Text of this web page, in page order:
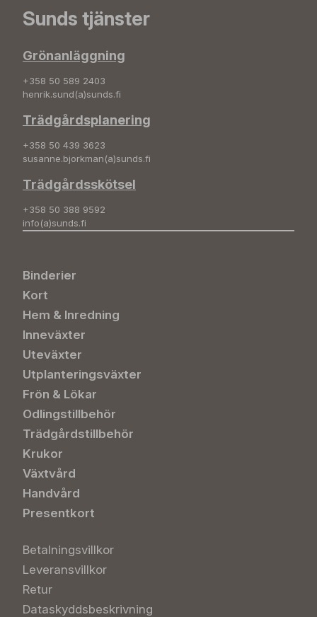
Sunds tjänster
Grönanläggning
+358 50 589 2403
henrik.sund(a)sunds.fi
Trädgårdsplanering
+358 50 439 3623
susanne.bjorkman(a)sunds.fi
Trädgårdsskötsel
+358 50 388 9592
info(a)sunds.fi
Binderier
Kort
Hem & Inredning
Inneväxter
Uteväxter
Utplanteringsväxter
Frön & Lökar
Odlingstillbehör
Trädgårdstillbehör
Krukor
Växtvård
Handvård
Presentkort
Betalningsvillkor
Leveransvillkor
Retur
Dataskyddsbeskrivning